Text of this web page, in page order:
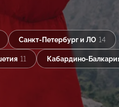
Санкт-Петербург и ЛО 14
11 Кабардино-